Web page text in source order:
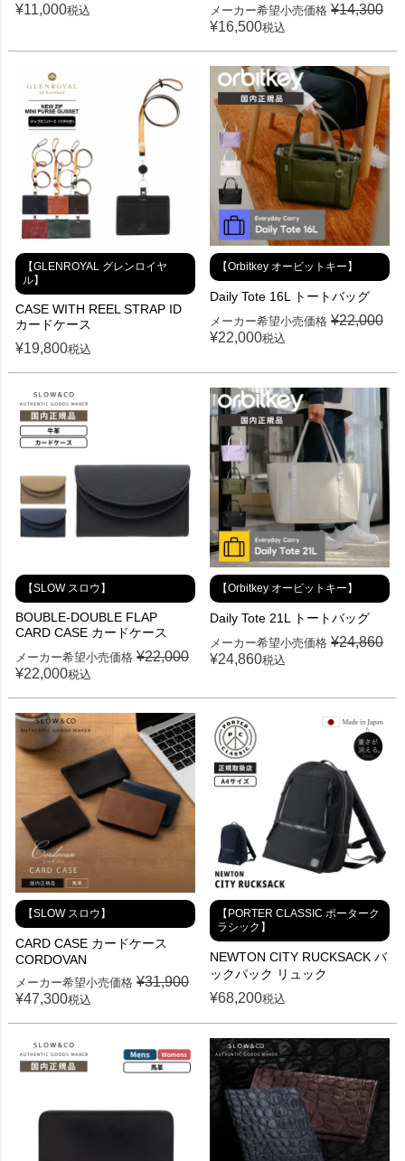
¥11,000税込 メーカー希望小売価格 ¥14,300
¥16,500税込
【GLENROYAL グレンロイヤ
ル】
CASE WITH REEL STRAP ID
カードケース
¥19,800税込
【Orbitkey オービットキー】
Daily Tote 16L トートバッグ
メーカー希望小売価格 ¥22,000
¥22,000税込
【SLOW スロウ】
BOUBLE-DOUBLE FLAP
CARD CASE カードケース
メーカー希望小売価格 ¥22,000
¥22,000税込
【Orbitkey オービットキー】
Daily Tote 21L トートバッグ
メーカー希望小売価格 ¥24,860
¥24,860税込
【SLOW スロウ】
CARD CASE カードケース
CORDOVAN
メーカー希望小売価格 ¥31,900
¥47,300税込
【PORTER CLASSIC ポーターク
ラシック】
NEWTON CITY RUCKSACK バ
ックパック リュック
¥68,200税込